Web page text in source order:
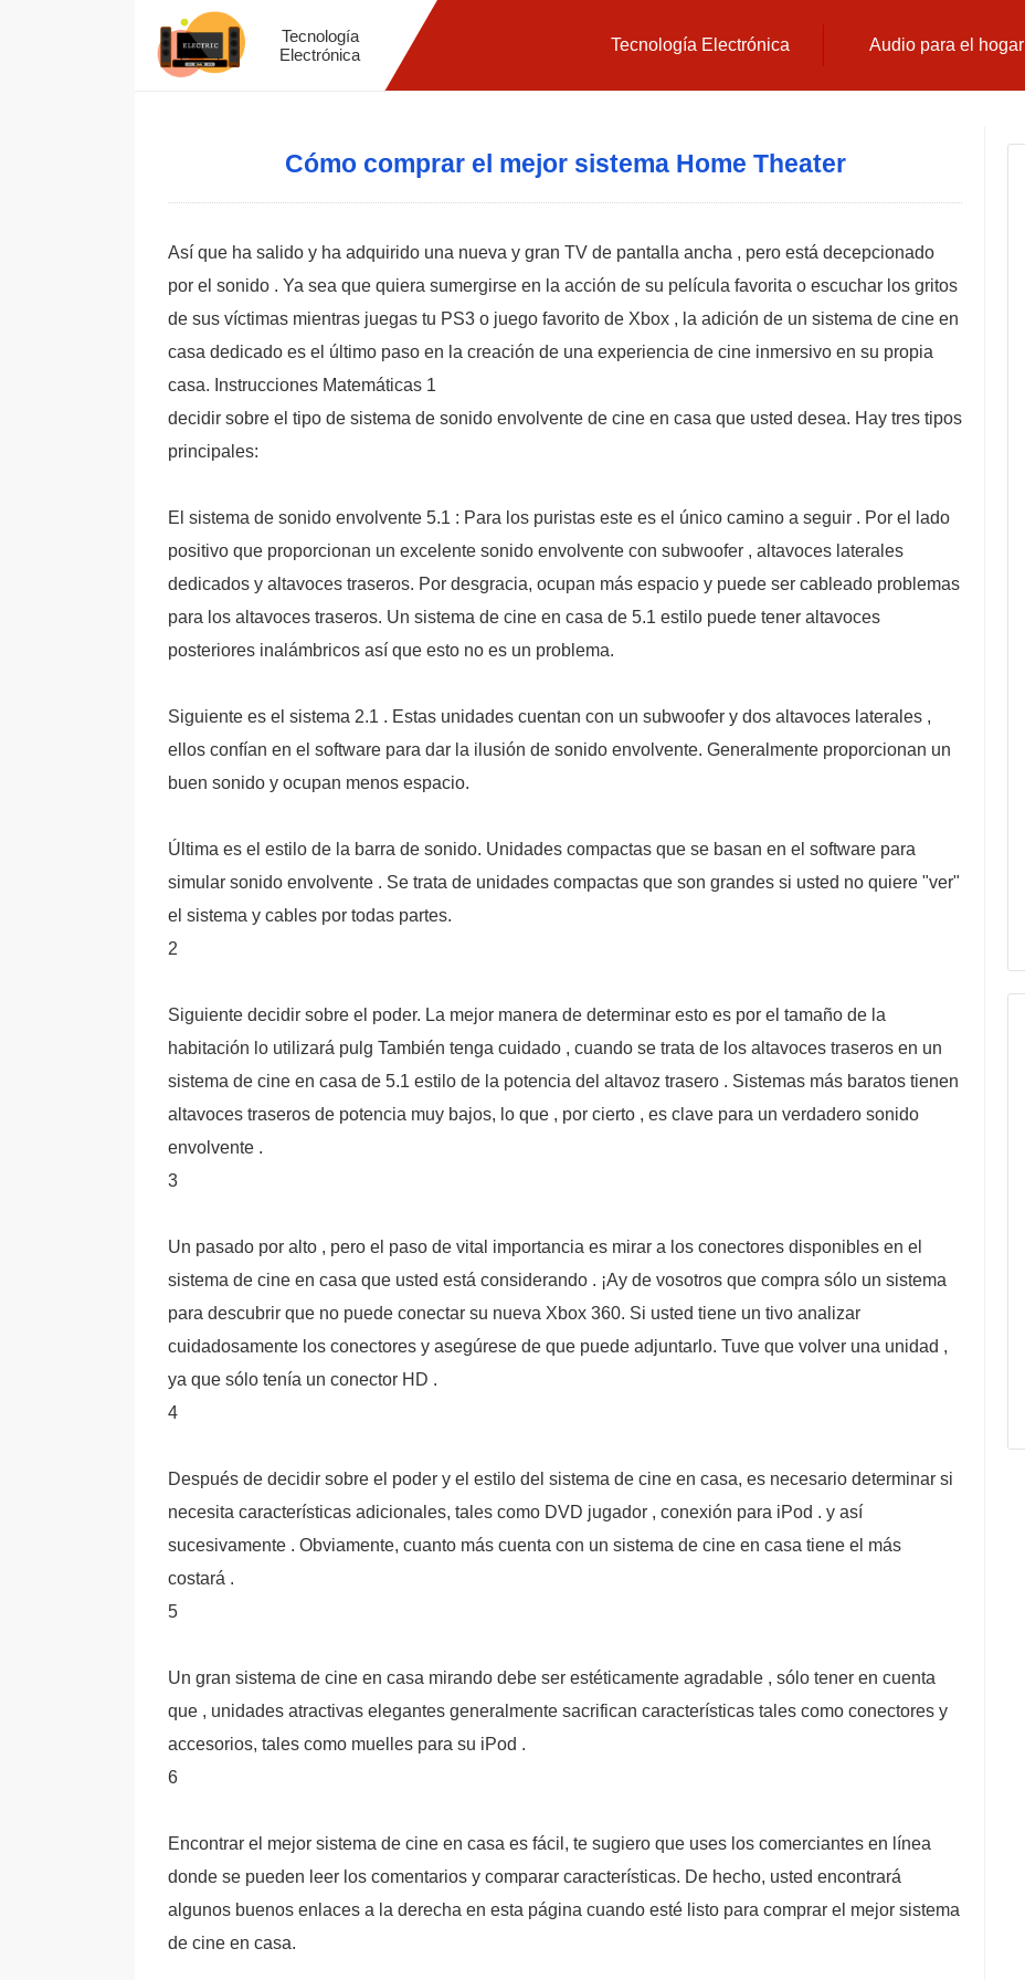
Tecnología
Electrónica
Tecnología Electrónica Audio para el hogar
Cómo comprar el mejor sistema Home Theater
Así que ha salido y ha adquirido una nueva y gran TV de pantalla ancha , pero está decepcionado
por el sonido . Ya sea que quiera sumergirse en la acción de su película favorita o escuchar los gritos
de sus víctimas mientras juegas tu PS3 o juego favorito de Xbox , la adición de un sistema de cine en
casa dedicado es el último paso en la creación de una experiencia de cine inmersivo en su propia
casa. Instrucciones Matemáticas 1
decidir sobre el tipo de sistema de sonido envolvente de cine en casa que usted desea. Hay tres tipos
principales:
El sistema de sonido envolvente 5.1 : Para los puristas este es el único camino a seguir . Por el lado
positivo que proporcionan un excelente sonido envolvente con subwoofer , altavoces laterales
dedicados y altavoces traseros. Por desgracia, ocupan más espacio y puede ser cableado problemas
para los altavoces traseros. Un sistema de cine en casa de 5.1 estilo puede tener altavoces
posteriores inalámbricos así que esto no es un problema.
Siguiente es el sistema 2.1 . Estas unidades cuentan con un subwoofer y dos altavoces laterales ,
ellos confían en el software para dar la ilusión de sonido envolvente. Generalmente proporcionan un
buen sonido y ocupan menos espacio.
Última es el estilo de la barra de sonido. Unidades compactas que se basan en el software para
simular sonido envolvente . Se trata de unidades compactas que son grandes si usted no quiere "ver"
el sistema y cables por todas partes.
2
Siguiente decidir sobre el poder. La mejor manera de determinar esto es por el tamaño de la
habitación lo utilizará pulg También tenga cuidado , cuando se trata de los altavoces traseros en un
sistema de cine en casa de 5.1 estilo de la potencia del altavoz trasero . Sistemas más baratos tienen
altavoces traseros de potencia muy bajos, lo que , por cierto , es clave para un verdadero sonido
envolvente .
3
Un pasado por alto , pero el paso de vital importancia es mirar a los conectores disponibles en el
sistema de cine en casa que usted está considerando . ¡Ay de vosotros que compra sólo un sistema
para descubrir que no puede conectar su nueva Xbox 360. Si usted tiene un tivo analizar
cuidadosamente los conectores y asegúrese de que puede adjuntarlo. Tuve que volver una unidad ,
ya que sólo tenía un conector HD .
4
Después de decidir sobre el poder y el estilo del sistema de cine en casa, es necesario determinar si
necesita características adicionales, tales como DVD jugador , conexión para iPod . y así
sucesivamente . Obviamente, cuanto más cuenta con un sistema de cine en casa tiene el más
costará .
5
Un gran sistema de cine en casa mirando debe ser estéticamente agradable , sólo tener en cuenta
que , unidades atractivas elegantes generalmente sacrifican características tales como conectores y
accesorios, tales como muelles para su iPod .
6
Encontrar el mejor sistema de cine en casa es fácil, te sugiero que uses los comerciantes en línea
donde se pueden leer los comentarios y comparar características. De hecho, usted encontrará
algunos buenos enlaces a la derecha en esta página cuando esté listo para comprar el mejor sistema
de cine en casa.